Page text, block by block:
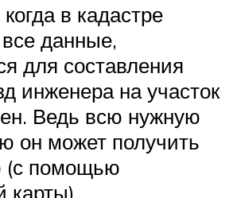
в кадастре
данные,
для составления
инженера на участок
Ведь всю нужную
он может получить
(с помощью
карты).